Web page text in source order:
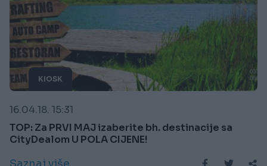
KIOSK
16.04.18. 15:31
TOP: Za PRVI MAJ izaberite bh. destinacije sa
CityDealom U POLA CIJENE!